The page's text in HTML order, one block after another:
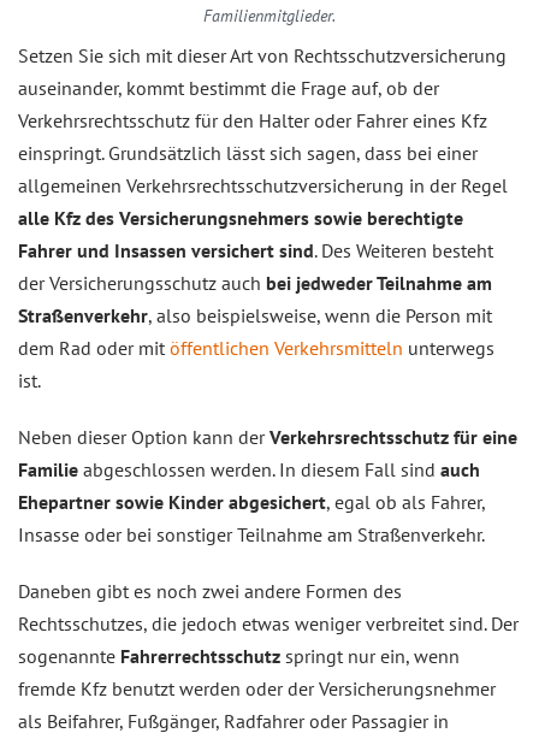
Familienmitglieder.
Setzen Sie sich mit dieser Art von Rechtsschutzversicherung
auseinander, kommt bestimmt die Frage auf, ob der
Verkehrsrechtsschutz für den Halter oder Fahrer eines Kfz
einspringt. Grundsätzlich lässt sich sagen, dass bei einer
allgemeinen Verkehrsrechtsschutzversicherung in der Regel
alle Kfz des Versicherungsnehmers sowie berechtigte
Fahrer und Insassen versichert sind. Des Weiteren besteht
der Versicherungsschutz auch bei jedweder Teilnahme am
Straßenverkehr, also beispielsweise, wenn die Person mit
dem Rad oder mit öffentlichen Verkehrsmitteln unterwegs
ist.
Neben dieser Option kann derVerkehrsrechtsschutz für eine
Familie abgeschlossen werden. In diesem Fall sind auch
Ehepartner sowie Kinder abgesichert, egal ob als Fahrer,
Insasse oder bei sonstiger Teilnahme am Straßenverkehr.
Daneben gibt es noch zwei andere Formen des
Rechtsschutzes, die jedoch etwas weniger verbreitet sind. Der
sogenannte Fahrerrechtsschutz springt nur ein, wenn
fremde Kfz benutzt werden oder der Versicherungsnehmer
als Beifahrer, Fußgänger, Radfahrer oder Passagier in